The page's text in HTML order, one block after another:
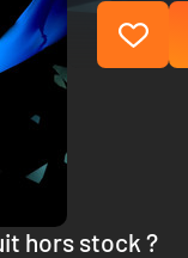
hors stock ?